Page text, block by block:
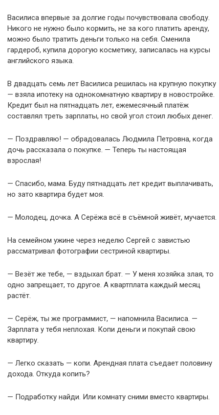
Василиса впервые за долгие годы почувствовала свободу.
Никого не нужно было кормить, не за кого платить аренду,
можно было тратить деньги только на себя. Сменила
гардероб, купила дорогую косметику, записалась на курсы
английского языка.
В двадцать семь лет Василиса решилась на крупную покупку
— взяла ипотеку на однокомнатную квартиру в новостройке.
Кредит был на пятнадцать лет, ежемесячный платёж
составлял треть зарплаты, но свой угол стоил любых денег.
— Поздравляю! — обрадовалась Людмила Петровна, когда
дочь рассказала о покупке. — Теперь ты настоящая
взрослая!
— Спасибо, мама. Буду пятнадцать лет кредит выплачивать,
но зато квартира будет моя.
— Молодец, дочка. А Серёжа всё в съёмной живёт, мучается.
На семейном ужине через неделю Сергей с завистью
рассматривал фотографии сестриной квартиры.
— Везёт же тебе, — вздыхал брат. — У меня хозяйка злая, то
одно запрещает, то другое. А квартплата каждый месяц
растёт.
— Серёж, ты же программист, — напомнила Василиса. —
Зарплата у тебя неплохая. Копи деньги и покупай свою
квартиру.
— Легко сказать — копи. Арендная плата съедает половину
дохода. Откуда копить?
— Подработку найди. Или комнату сними вместо квартиры.